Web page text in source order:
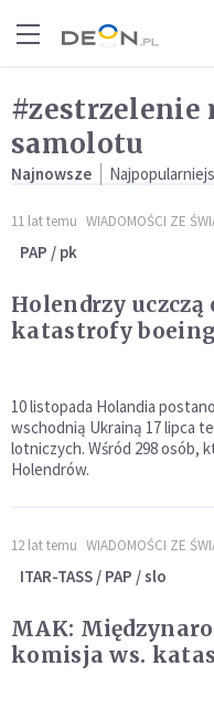
#zestrzelenie
samolotu
Najnowsze
11 lat temu WIADOMOŚCI ZE
PAP / pk
Holendrzy
katastrofy
10 listopada Holandia
wschodnią Ukrainą 17 lipca
lotniczych. Wśród 298 osób,
Holendrów.
12 lat temu WIADOMOŚCI ZE
ITAR-TASS / PAP / slo
MAK:
komisja ws.